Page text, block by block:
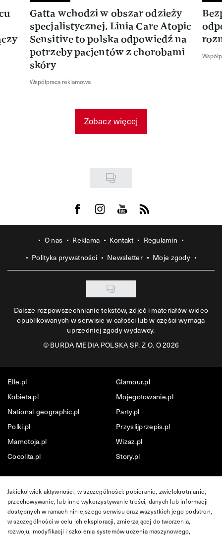
Gatta wchodzi w obszar odzieży
specjalistycznej. Linia Care Atopic
Sensitive to polska odpowiedź na
potrzeby pacjentów z chorobami
skóry
Współpraca reklamowa
Zobacz więcej
Visit us on Facebook
Visit us on Instagram
Visit us on Youtube
Visit us on Rss
O nas Reklama Kontakt
Regulamin
Polityka prywatności
Newsletter Moje zgody
Dalsze rozpowszechnianie tekstów, zdjęć i materiałów wideo
opublikowanych w serwisie w całości lub w części wymaga
uprzedniej zgody wydawcy.
©BURDA MEDIA POLSKA SP. Z O. O 2026
Elle.pl
Glamour.pl
Kobieta.pl
Mojegotowanie.pl
National-geographic.pl
Party.pl
Polki.pl
Przyslijprzepis.pl
Mamotoja.pl
Wizaz.pl
Cocolita.pl
Story.pl
Jakiekolwiek aktywności, w szczególności: pobieranie, zwielokrotnianie,
przechowywanie, lub inne wykorzystywanie treści, danych lub informacji
dostępnych w ramach niniejszego serwisu oraz wszystkich jego podstron,
w szczególności w celu ich eksploracji, zmierzającej do tworzenia,
rozwoju, modyfikacji i szkolenia systemów uczenia maszynowego,